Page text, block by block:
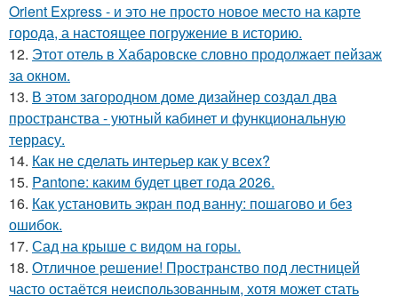
Orient Express - и это не просто новое место на карте
города, а настоящее погружение в историю.
12. Этот отель в Хабаровске словно продолжает пейзаж
за окном.
13. В этом загородном доме дизайнер создал два
пространства - уютный кабинет и функциональную
террасу.
14. Как не сделать интерьер как у всех?
15. Pantone: каким будет цвет года 2026.
16. Как установить экран под ванну: пошагово и без
ошибок.
17. Сад на крыше с видом на горы.
18. Отличное решение! Пространство под лестницей
часто остаётся неиспользованным, хотя может стать